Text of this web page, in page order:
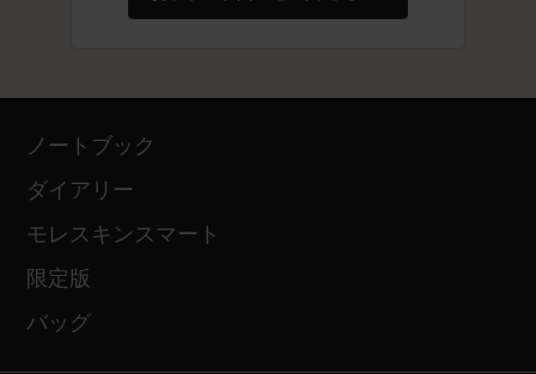
ノートブック
ダイアリー
モレスキンスマート
限定版
バッグ